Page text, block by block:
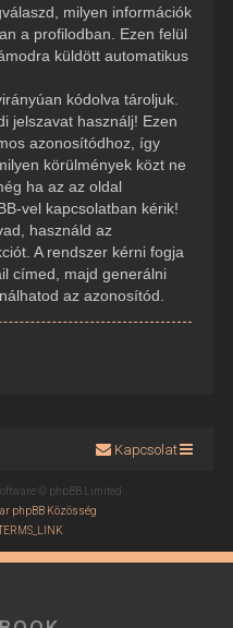
milyen információk
a profilodban. Ezen felül
küldött automatikus
kódolva tároljuk.
jelszavat használj! Ezen
azonosítódhoz, így
körülmények közt ne
ha az az oldal
vel kapcsolatban kérik!
használd az
A rendszer kérni fogja
címed, majd generálni
az azonosítód.
Kapcsolat
© phpBB Limited
phpBB Közösség